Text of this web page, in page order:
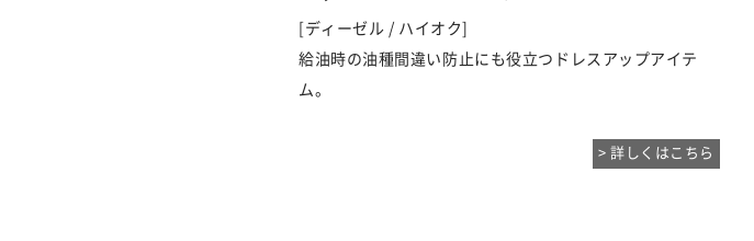
[ディーゼル / ハイオク]
給油時の油種間違い防止にも役立つドレスアップアイテ
ム。
> 詳しくはこちら